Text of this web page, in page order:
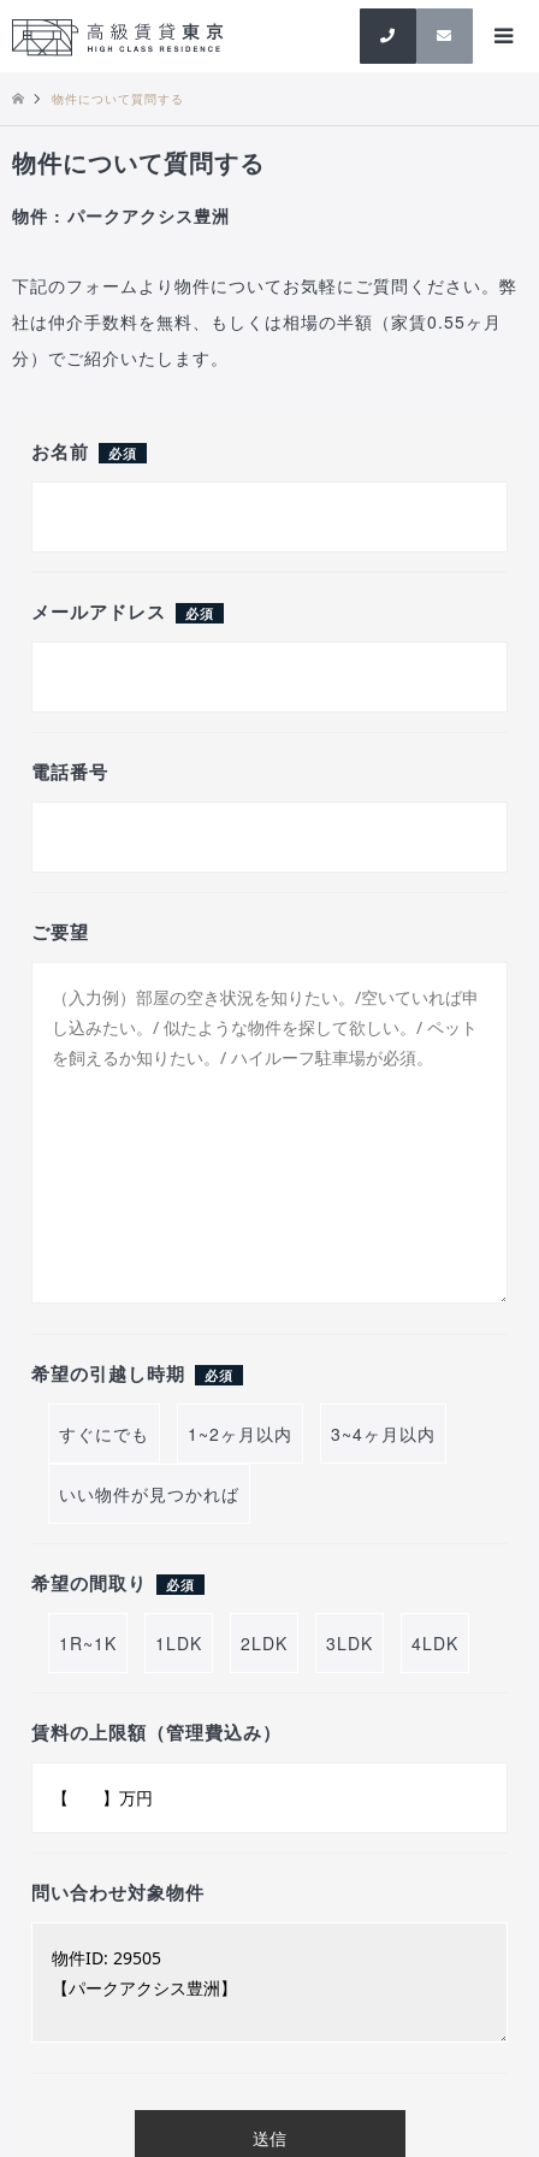
検索
物件について質問する
物件について質問する
物件 : パークアクシス豊洲
下記のフォームより物件についてお気軽にご質問ください。弊
社は仲介手数料を無料、もしくは相場の半額（家賃0.55ヶ月
分）でご紹介いたします。
お名前 必須
メールアドレス 必須
電話番号
ご要望
希望の引越し時期 必須
すぐにでも 1~2ヶ月以内 3~4ヶ月以内
いい物件が見つかれば
希望の間取り 必須
1R~1K 1LDK 2LDK 3LDK 4LDK
賃料の上限額（管理費込み）
問い合わせ対象物件